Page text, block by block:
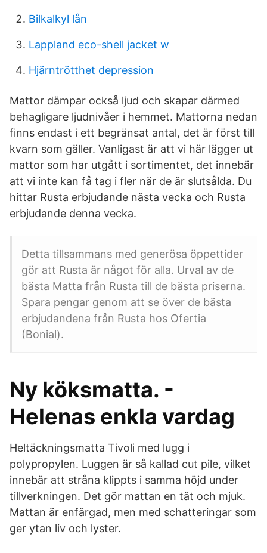
Bilkalkyl lån
Lappland eco-shell jacket w
Hjärntrötthet depression
Mattor dämpar också ljud och skapar därmed
behagligare ljudnivåer i hemmet. Mattorna nedan
finns endast i ett begränsat antal, det är först till
kvarn som gäller. Vanligast är att vi här lägger ut
mattor som har utgått i sortimentet, det innebär
att vi inte kan få tag i fler när de är slutsålda. Du
hittar Rusta erbjudande nästa vecka och Rusta
erbjudande denna vecka.
Detta tillsammans med generösa öppettider
gör att Rusta är något för alla. Urval av de
bästa Matta från Rusta till de bästa priserna.
Spara pengar genom att se över de bästa
erbjudandena från Rusta hos Ofertia
(Bonial).
Ny köksmatta. -
Helenas enkla vardag
Heltäckningsmatta Tivoli med lugg i
polypropylen. Luggen är så kallad cut pile, vilket
innebär att stråna klippts i samma höjd under
tillverkningen. Det gör mattan en tät och mjuk.
Mattan är enfärgad, men med schatteringar som
ger ytan liv och lyster.